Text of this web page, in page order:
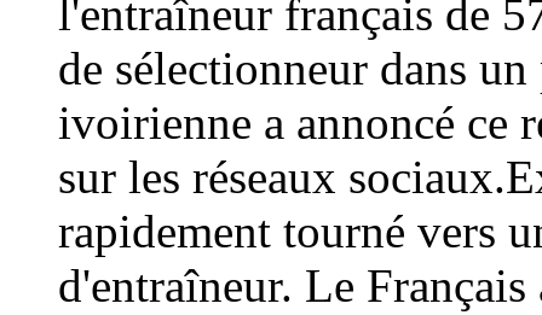
l'entraîneur français de
de sélectionneur dans
ivoirienne a annoncé ce
sur les réseaux
rapidement tourné vers
d'entraîneur. Le